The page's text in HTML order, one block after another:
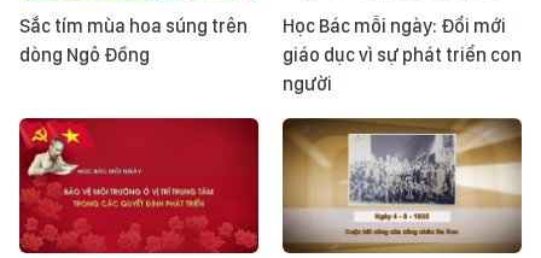
Sắc tím mùa hoa súng trên
dòng Ngô Đồng
Học Bác mỗi ngày: Đổi mới
giáo dục vì sự phát triển con
người